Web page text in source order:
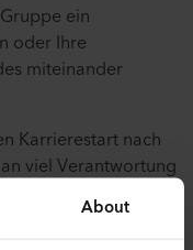
About
ein
oder Ihre
miteinander
Karrierestart nach
viel Verantwortung
und